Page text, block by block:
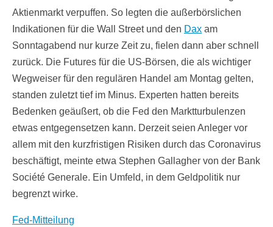
Aktienmarkt verpuffen. So legten die außerbörslichen
Indikationen für die Wall Street und den Dax am
Sonntagabend nur kurze Zeit zu, fielen dann aber schnell
zurück. Die Futures für die US-Börsen, die als wichtiger
Wegweiser für den regulären Handel am Montag gelten,
standen zuletzt tief im Minus. Experten hatten bereits
Bedenken geäußert, ob die Fed den Marktturbulenzen
etwas entgegensetzen kann. Derzeit seien Anleger vor
allem mit den kurzfristigen Risiken durch das Coronavirus
beschäftigt, meinte etwa Stephen Gallagher von der Bank
Société Generale. Ein Umfeld, in dem Geldpolitik nur
begrenzt wirke.
Fed-Mitteilung